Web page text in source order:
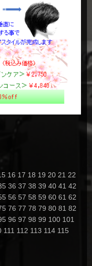
16 17 18 19 20 21 22
36 37 38 39 40 41 42
56 57 58 59 60 61 62
76 77 78 79 80 81 82
96 97 98 99 100 101
111 112 113 114 115